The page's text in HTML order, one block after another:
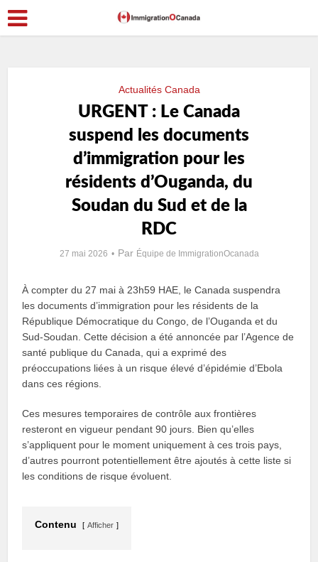
Actualités Canada
URGENT : Le Canada
suspend les documents
d’immigration pour les
résidents d’Ouganda, du
Soudan du Sud et de la
RDC
27 mai 2026 Par Équipe de ImmigrationOcanada
À compter du 27 mai à 23h59 HAE, le Canada suspendra
les documents d’immigration pour les résidents de la
République Démocratique du Congo, de l’Ouganda et du
Sud-Soudan. Cette décision a été annoncée par l’Agence de
santé publique du Canada, qui a exprimé des
préoccupations liées à un risque élevé d’épidémie d’Ebola
dans ces régions.
Ces mesures temporaires de contrôle aux frontières
resteront en vigueur pendant 90 jours. Bien qu’elles
s’appliquent pour le moment uniquement à ces trois pays,
d’autres pourront potentiellement être ajoutés à cette liste si
les conditions de risque évoluent.
Contenu Afficher